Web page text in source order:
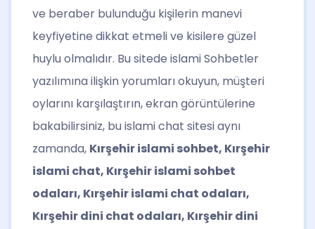
ve beraber bulunduğu kişilerin manevi
keyfiyetine dikkat etmeli ve kisilere güzel
huylu olmalıdır. Bu sitede islami Sohbetler
yazılımına ilişkin yorumları okuyun, müşteri
oylarını karşılaştırın, ekran görüntülerine
bakabilirsiniz, bu islami chat sitesi aynı
zamanda, Kırşehir islami sohbet, Kırşehir
islami chat, Kırşehir islami sohbet
odaları, Kırşehir islami chat odaları,
Kırşehir dini chat odaları, Kırşehir dini